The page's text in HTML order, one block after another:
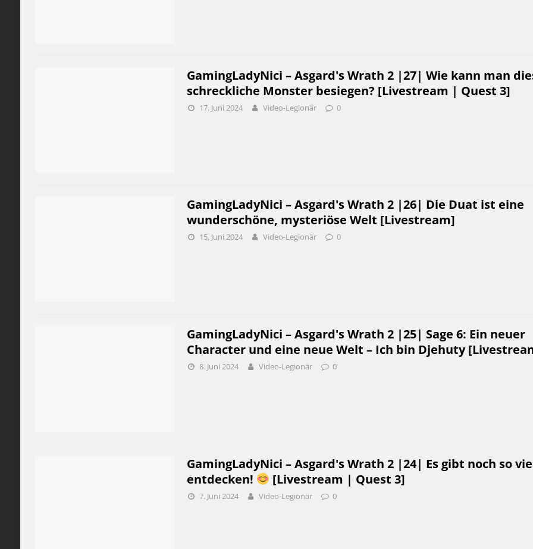
GamingLadyNici – Asgard's Wrath 2 |27| Wie kann man
schreckliche Monster besiegen? [Livestream | Quest 3]
17. Juni 2024 Video-Legionär 0
GamingLadyNici – Asgard's Wrath 2 |26| Die Duat ist eine
wunderschöne, mysteriöse Welt [Livestream]
15. Juni 2024 Video-Legionär 0
GamingLadyNici – Asgard's Wrath 2 |25| Sage 6: Ein neuer
Character und eine neue Welt – Ich bin Djehuty
8. Juni 2024 Video-Legionär 0
GamingLadyNici – Asgard's Wrath 2 |24| Es gibt noch so
entdecken!
[Livestream | Quest 3]
7. Juni 2024 Video-Legionär 0